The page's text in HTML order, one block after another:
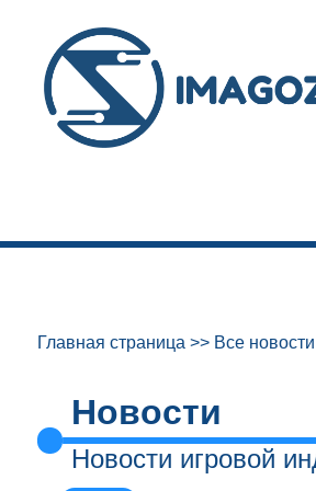
Главная страница >> Все новости
Новости
Новости игровой